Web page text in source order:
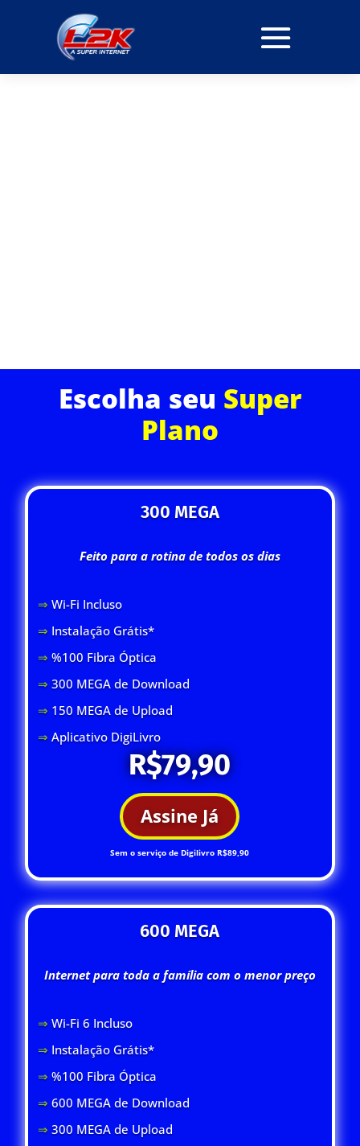
Escolha seu Super
Plano
300 MEGA
Feito para a rotina de todos os dias
⇒ Wi-Fi Incluso
⇒ Instalação Grátis*
⇒ %100 Fibra Óptica
⇒ 300 MEGA de Download
⇒ 150 MEGA de Upload
⇒Aplicativo DigiLivro
R$79,90
Assine Já
Sem o serviço de Digilivro R$89,90
600 MEGA
Internet para toda a família com o menor preço
⇒ Wi-Fi 6 Incluso
⇒ Instalação Grátis*
⇒ %100 Fibra Óptica
⇒ 600 MEGA de Download
⇒300 MEGA de Upload